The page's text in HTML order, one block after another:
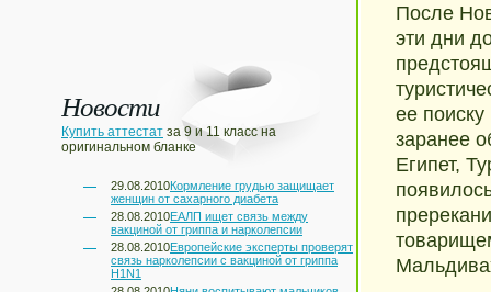
Новости
Купить аттестат за 9 и 11 класс на
оригинальном бланке
29.08.2010Кормление грудью защищает
женщин от сахарного диабета
28.08.2010ЕАЛП ищет связь между
вакциной от гриппа и нарколепсии
28.08.2010Европейские эксперты проверят
связь нарколепсии с вакциной от гриппа
H1N1
После
эти дни
ее
заранее
Египет,